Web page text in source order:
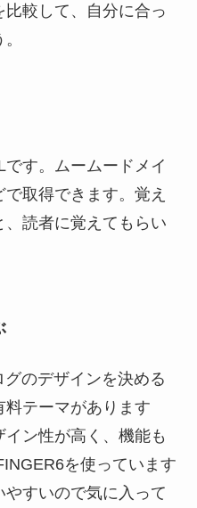
較して、自分に合っ
です。ムームードメイ
取得できます。覚え
読者に覚えてもらい
のデザインを決める
料テーマがあります
ン性が高く、機能も
を使っています
すいので気に入って